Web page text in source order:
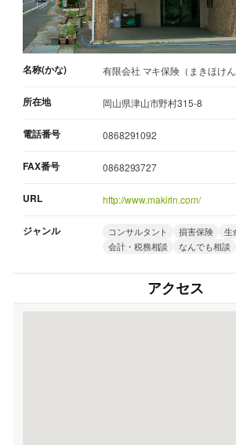
名称(かな) 有限会社 マキ保険（まきほけん
所在地 岡山県津山市野村315-8
電話番号 0868291092
FAX番号 0868293727
URL http://www.makirin.com/
ジャンル コンサルタント 損害保険
生
会計・税務相談
なんでも相談
アクセス